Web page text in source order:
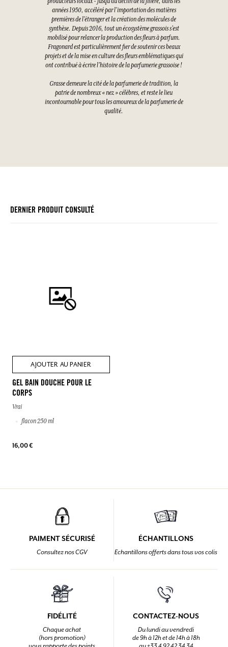
années 1950, accéléré par l’importation des matières
premières de l’étranger et la création des molécules de
synthèse. Depuis 2016, tout un écosystème grassois s’est
mobilisé pour relancer la production des fleurs à parfum.
Fragonard est particulièrement fier de soutenir ces beaux
projets et de la mise en culture des fleurs emblématiques qui
ont contribué à écrire l’histoire de la parfumerie grassoise !
Grasse demeure la cité de la parfumerie de tradition, la
patrie de nombreux « nez » célèbres, et reste le lieu
incontournable pour tous les amoureux de la parfumerie de
qualité.
DERNIER PRODUIT CONSULTÉ
AJOUTER AU PANIER
GEL BAIN DOUCHE POUR LE
CORPS
Vrai
flacon 250 ml
16,00 €
PAIMENT SÉCURISÉ
Consultez nos CGV
ÉCHANTILLONS
Echantillons offerts dans tous vos colis
FIDÉLITÉ
Chaque achat
(hors promotion)
CONTACTEZ-NOUS
Du lundi au vendredi
de 9h à 12h et de 14h à 18h